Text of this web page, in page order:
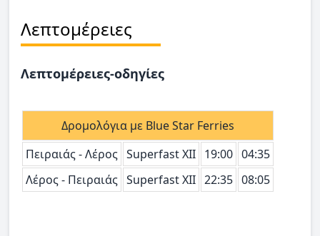
Λεπτομέρειες
Λεπτομέρειες-οδηγίες
Δρομολόγια με Blue Star Ferries
Πειραιάς - Λέρος Superfast XII 19:00 04:35
Λέρος - Πειραιάς Superfast XII 22:35 08:05